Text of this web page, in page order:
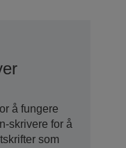
å fungere
skrivere for å
som